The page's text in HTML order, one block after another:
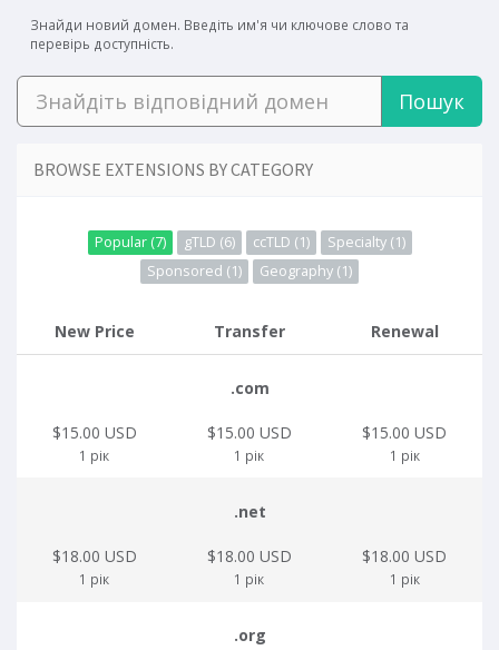
Знайди новий домен. Введіть им'я чи ключове слово та
перевірь доступність.
Пошук
BROWSE EXTENSIONS BY CATEGORY
Popular (7) gTLD (6) ccTLD (1)
Specialty (1)
Sponsored (1)
Geography (1)
New Price Transfer Renewal
.com
$15.00 USD
1 рік
$15.00 USD
1 рік
$15.00 USD
1 рік
.net
$18.00 USD
1 рік
$18.00 USD
1 рік
$18.00 USD
1 рік
.org